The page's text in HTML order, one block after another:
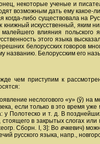
некоторые ученые и
возможным дать ему какое-
когда-либо существовала на
книжный искусственный, яким
влияния
этого языка
белорусских говоров
названию. Белорусским его
чем приступим к
неслогового «у» (ў) на
если только в это время
у Полотеско и т. д. В
стоящего в закрытых слогах
Сборн. I, 3]: Во вчкевич)
русского языка, напр.,